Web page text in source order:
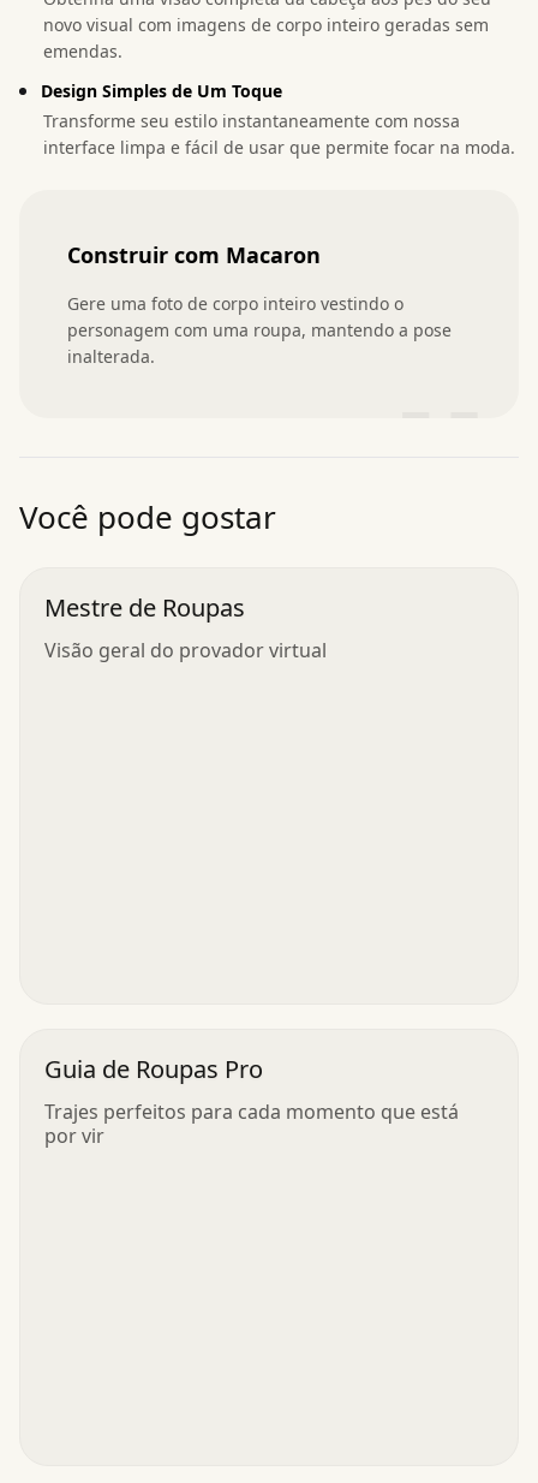
novo visual com imagens de corpo inteiro geradas sem
emendas.
Design Simples de Um Toque
Transforme seu estilo instantaneamente com nossa
interface limpa e fácil de usar que permite focar na moda.
Construir com Macaron
Gere uma foto de corpo inteiro vestindo o
personagem com uma roupa, mantendo a pose
inalterada.
Você pode gostar
Mestre de Roupas
Visão geral do provador virtual
Guia de Roupas Pro
Trajes perfeitos para cada momento que está
por vir